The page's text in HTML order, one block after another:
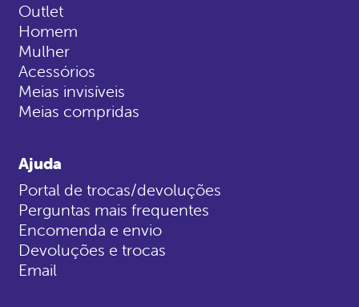
Outlet
Homem
Mulher
Acessórios
Meias invisíveis
Meias compridas
Ajuda
Portal de trocas/devoluções
Perguntas mais frequentes
Encomenda e envio
Devoluções e trocas
Email